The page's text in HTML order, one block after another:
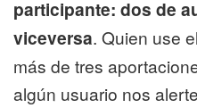
participante: dos de
viceversa. Quien use
más de tres
algún usuario nos